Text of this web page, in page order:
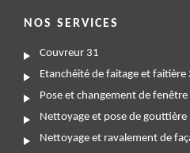
NOS SERVICES
Couvreur 31
Etanchéité de faitage et faitière
Pose et changement de
Nettoyage et pose de gouttière
Nettoyage et ravalement de